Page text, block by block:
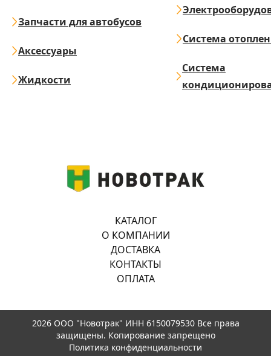
Запчасти для автобусов
Аксессуары
Жидкости
Система
Система
КАТАЛОГ
О КОМПАНИИ
ДОСТАВКА
КОНТАКТЫ
ОПЛАТА
2026 ООО "Новотрак" ИНН 6150079530 Все права
защищены. Копирование запрещено
Политика конфиденциальности